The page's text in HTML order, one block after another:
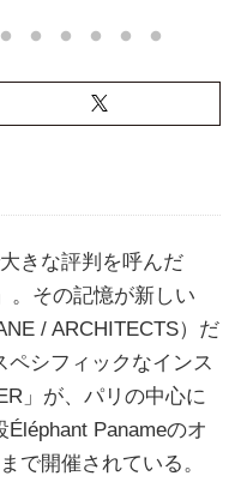
きな評判を呼んだ
。その記憶が新しい
/ ARCHITECTS）だ
ペシフィックなインス
」が、パリの中心に
Panameのオ
で開催されている。